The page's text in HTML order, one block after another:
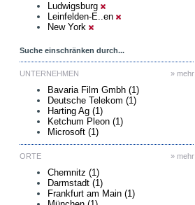
Ludwigsburg
Leinfelden-E..en
New York
Suche einschränken durch...
» mehr
UNTERNEHMEN
Bavaria Film Gmbh (1)
Deutsche Telekom (1)
Harting Ag (1)
Ketchum Pleon (1)
Microsoft (1)
» mehr
ORTE
Chemnitz (1)
Darmstadt (1)
Frankfurt am Main (1)